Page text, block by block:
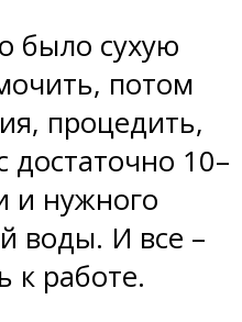
было сухую
потом
процедить,
достаточно 10–
и нужного
воды. И все –
к работе.